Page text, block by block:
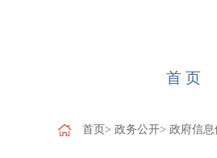
首 页
首页 > 政务公开> 政府信